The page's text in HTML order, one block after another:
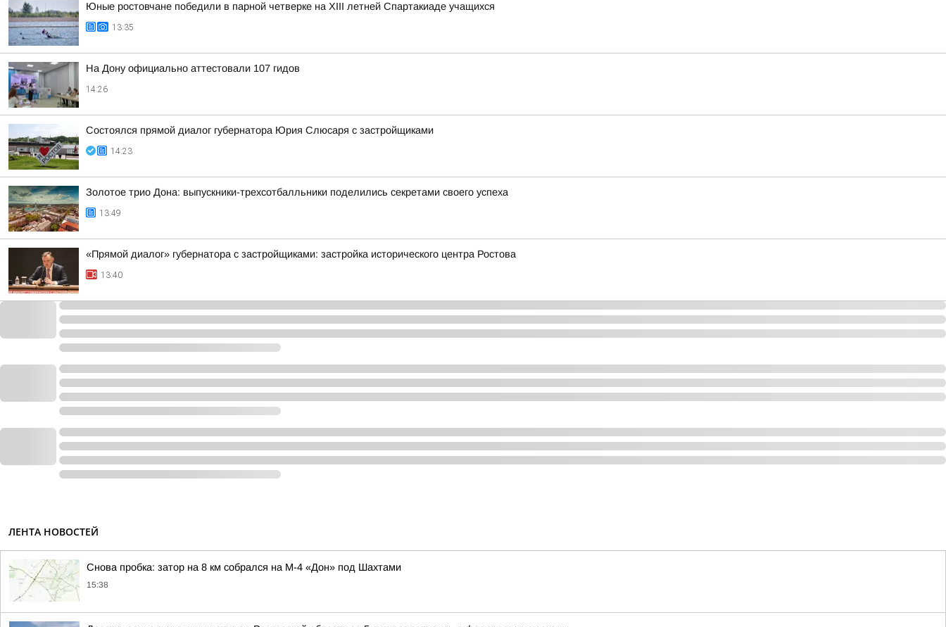
Юные ростовчане победили в парной четверке на XIII летней Спартакиаде учащихся
13:35
На Дону официально аттестовали 107 гидов
14:26
Состоялся прямой диалог губернатора Юрия Слюсаря с застройщиками
14:23
Золотое трио Дона: выпускники-трехсотбалльники поделились секретами своего успеха
13:49
«Прямой диалог» губернатора с застройщиками: застройка исторического центра Ростова
13:40
ЛЕНТА НОВОСТЕЙ
Снова пробка: затор на 8 км собрался на М-4 «Дон» под Шахтами
15:38